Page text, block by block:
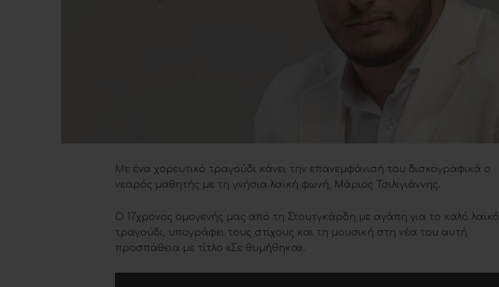
Με ένα χορευτικό τραγούδι κάνει την επανεμφάνισή του δισκογραφικά ο
νεαρός μαθητής με τη γνήσια λαϊκή φωνή, Μάριος Τσιλιγιάννης.
Ο 17χρονος ομογενής μας από τη Στουτγκάρδη με αγάπη για το καλό λαϊκό
τραγούδι, υπογράφει τους στίχους και τη μουσική στη νέα του αυτή
προσπάθεια με τίτλο «Σε θυμήθηκα».